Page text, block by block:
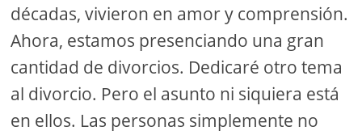
décadas, vivieron en amor y comprensión.
Ahora, estamos presenciando una gran
cantidad de divorcios. Dedicaré otro tema
al divorcio. Pero el asunto ni siquiera está
en ellos. Las personas simplemente no